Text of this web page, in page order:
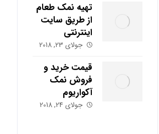
تهیه نمک طعام
از طریق سایت
اینترنتی
جولای 23, 2018
قیمت خرید و
فروش نمک
آکواریوم
جولای 24, 2018